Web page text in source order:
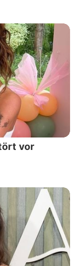
vor